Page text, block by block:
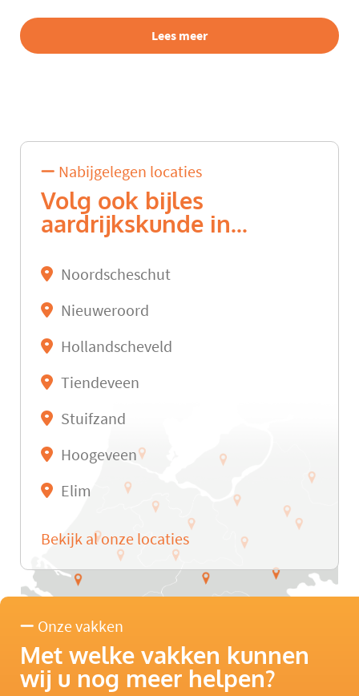
Lees meer
Nabijgelegen locaties
Volg ook bijles
aardrijkskunde in...
Noordscheschut
Nieuweroord
Hollandscheveld
Tiendeveen
Stuifzand
Hoogeveen
Elim
Bekijk al onze locaties
Onze vakken
Met welke vakken kunnen
wij u nog meer helpen?